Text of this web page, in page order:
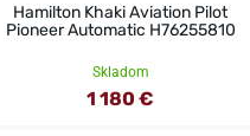
Hamilton Khaki Aviation Pilot
Pioneer Automatic H76255810
Skladom
1 180 €